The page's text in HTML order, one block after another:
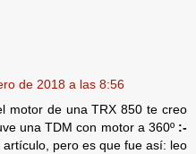
de 2018 a las 8:56
motor de una TRX 850 te creo
una TDM con motor a 360º :-
artículo, pero es que fue así: leo